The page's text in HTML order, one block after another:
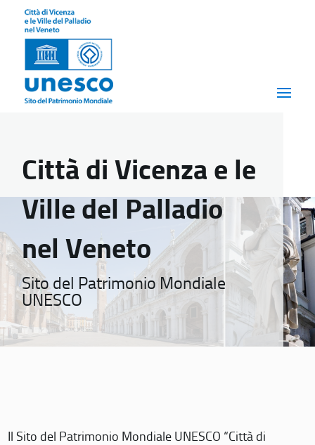
Città di Vicenza e le
Ville del Palladio
nel Veneto
Sito del Patrimonio Mondiale
UNESCO
Il Sito del Patrimonio Mondiale UNESCO “Città di